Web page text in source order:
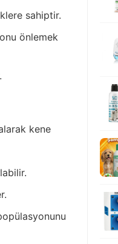
sahiptir.
önlemek
kene